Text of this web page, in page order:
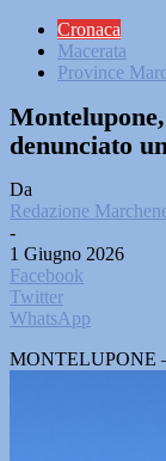
Cronaca
Macerata
Province
denunciato
Da
Redazione
-
1 Giugno 2026
Facebook
Twitter
WhatsApp
MONTELUPONE